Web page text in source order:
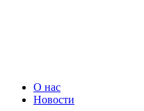
О нас
Новости